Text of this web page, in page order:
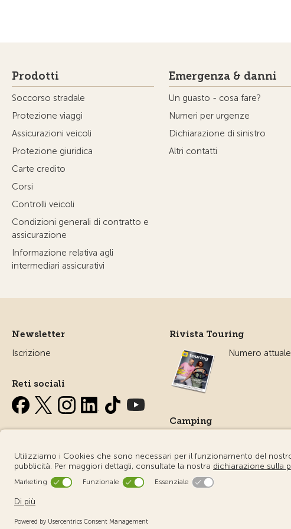
Prodotti
Soccorso stradale
Protezione viaggi
Assicurazioni veicoli
Protezione giuridica
Carte credito
Corsi
Controlli veicoli
Condizioni generali di contratto e
assicurazione
Informazione relativa agli
intermediari assicurativi
Emergenza & danni
Un guasto - cosa fare?
Numeri per urgenze
Dichiarazione di sinistro
Altri contatti
Newsletter
Iscrizione
Reti sociali
Rivista Touring
Numero attuale
Camping
campeggio
© Touring Club Svizzero Condizioni d'uso – Informazioni giuridiche